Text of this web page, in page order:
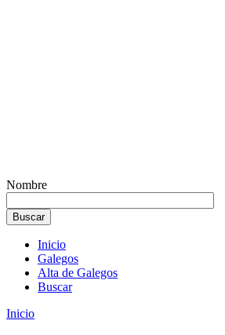
Nombre
Inicio
Galegos
Alta de Galegos
Buscar
Inicio